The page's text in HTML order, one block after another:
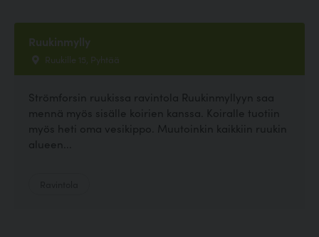
Ruukinmylly
Ruukille 15, Pyhtää
Strömforsin ruukissa ravintola Ruukinmyllyyn saa
mennä myös sisälle koirien kanssa. Koiralle tuotiin
myös heti oma vesikippo. Muutoinkin kaikkiin ruukin
alueen...